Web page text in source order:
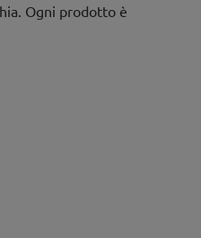
Ogni prodotto è